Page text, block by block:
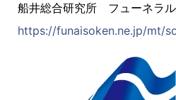
船井総合研究所 フューネラル
https://funaisoken.ne.jp/mt/